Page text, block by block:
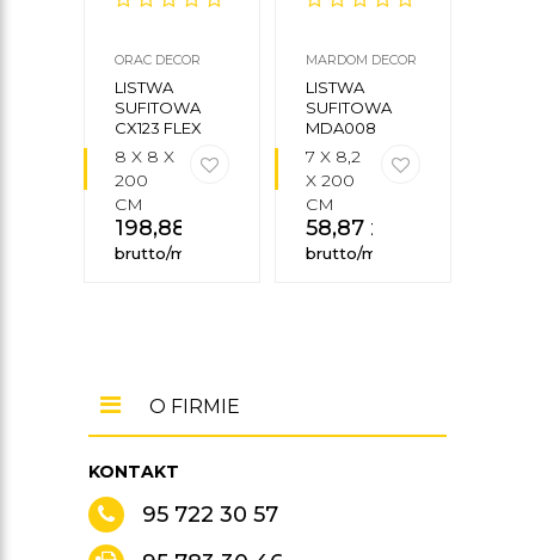
ORAC DECOR
LISTWA
SUFITOWA
CX123 FLEX
8 X 8 X
200
CM
198,88
brutto/mb
MARDOM DECOR
LISTWA
SUFITOWA
MDA008
MARDOM
DECOR
7 X 8,2
X 200
CM
58,87 zł
brutto/mb
KONTAKT
95 722 30 57
O FIRMIE